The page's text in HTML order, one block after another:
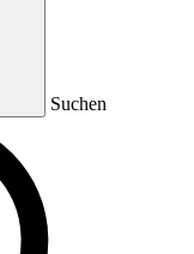
Suchen